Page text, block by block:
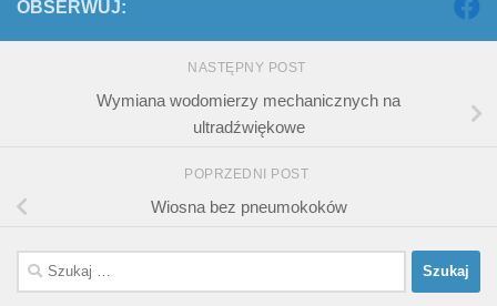
OBSERWUJ:
NASTĘPNY POST
Wymiana wodomierzy mechanicznych na
ultradźwiękowe
POPRZEDNI POST
Wiosna bez pneumokoków
Szukaj: